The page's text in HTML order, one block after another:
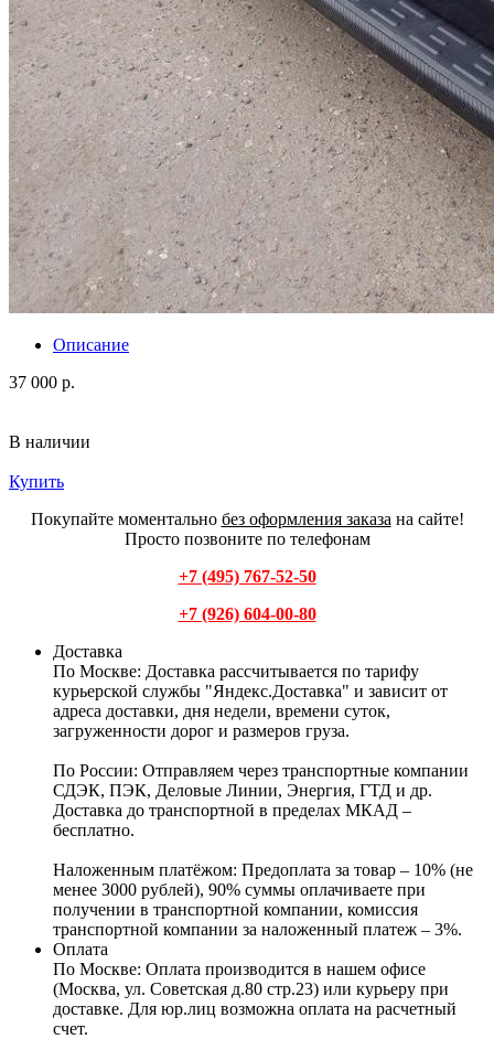
Описание
37 000 р.
В наличии
Купить
Покупайте моментально без оформления заказа на сайте!
Просто позвоните по телефонам
+7 (495) 767-52-50
+7 (926) 604-00-80
Доставка
По Москве: Доставка рассчитывается по тарифу
курьерской службы "Яндекс.Доставка" и зависит от
адреса доставки, дня недели, времени суток,
загруженности дорог и размеров груза.
По России: Отправляем через транспортные компании
СДЭК, ПЭК, Деловые Линии, Энергия, ГТД и др.
Доставка до транспортной в пределах МКАД –
бесплатно.
Наложенным платёжом: Предоплата за товар – 10% (не
менее 3000 рублей), 90% суммы оплачиваете при
получении в транспортной компании, комиссия
транспортной компании за наложенный платеж – 3%.
Оплата
По Москве: Оплата производится в нашем офисе
(Москва, ул. Советская д.80 стр.23) или курьеру при
доставке. Для юр.лиц возможна оплата на расчетный
счет.